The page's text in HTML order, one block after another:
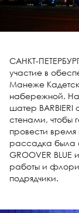
САНКТ-
участие в
Манеже
набережной.
шатер
стенами, чтобы
провести
рассадка была
GROOVER
работы и
подрядчики.